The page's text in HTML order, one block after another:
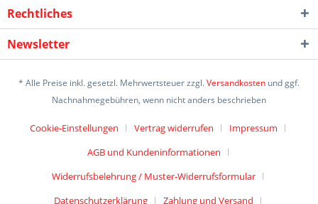
Rechtliches
Newsletter
* Alle Preise inkl. gesetzl. Mehrwertsteuer zzgl.Versandkosten und ggf.
Nachnahmegebühren, wenn nicht anders beschrieben
Cookie-Einstellungen Vertrag widerrufen
Impressum
AGB und Kundeninformationen
Widerrufsbelehrung / Muster-Widerrufsformular
Datenschutzerklärung
Zahlung und Versand